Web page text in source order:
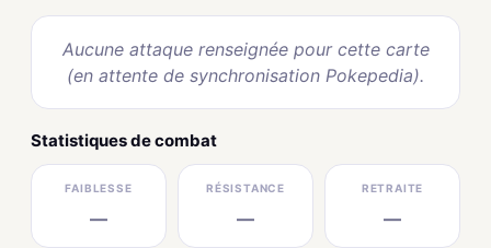
Aucune attaque renseignée pour cette carte
(en attente de synchronisation Pokepedia).
Statistiques de combat
FAIBLESSE
—
RÉSISTANCE
—
RETRAITE
—